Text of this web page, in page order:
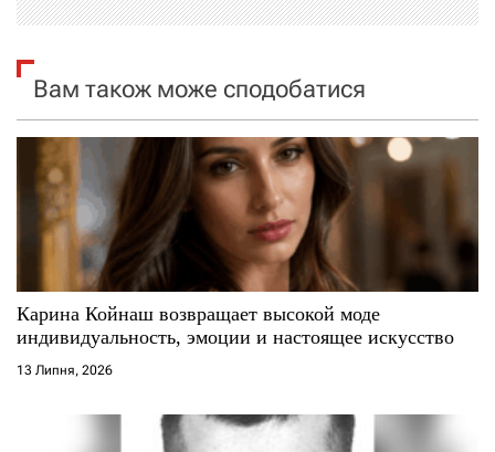
я
з
а
і
в
Вам також може сподобатися
Карина Койнаш возвращает высокой моде
индивидуальность, эмоции и настоящее искусство
13 Липня, 2026